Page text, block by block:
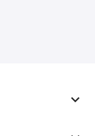
keyboard_arrow_down